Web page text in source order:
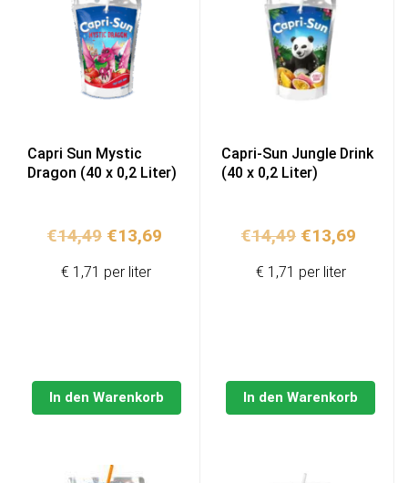
Capri Sun Mystic
Dragon (40 x 0,2 Liter)
€14,49 Ursprünglicher
war:
€13,69Aktueller
In den Warenkorb
€ 1,71 per liter
Capri-Sun Jungle Drink
(40 x 0,2 Liter)
€14,49
war:
€13,69
In den Warenkorb
€ 1,71 per liter